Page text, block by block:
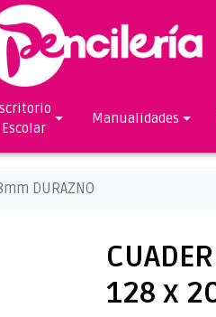
Manualidades
DURAZNO
128 x